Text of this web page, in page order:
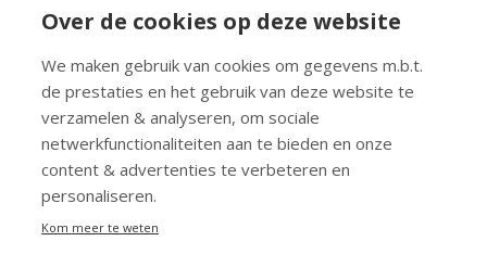
Over de cookies op deze website
We maken gebruik van cookies om gegevens m.b.t.
de prestaties en het gebruik van deze website te
verzamelen & analyseren, om sociale
netwerkfunctionaliteiten aan te bieden en onze
content & advertenties te verbeteren en
personaliseren.
Kom meer te weten
Bibliotheek
Info en service
FAQ
Doneren
Privacy
Voorwaarden
Meedoen